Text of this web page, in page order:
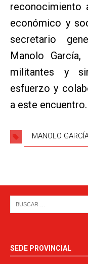
reconocimiento
económico y
secretario
Manolo
militantes y
esfuerzo y
a este encuentro.
MANOLO
SEDE PROVINCIAL